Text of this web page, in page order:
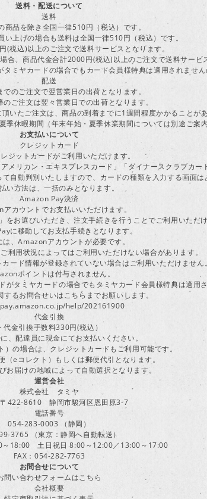
送料・配送について
送料
商品を除き全国一律510円（税込）です。
い上げの場合も送料は全国一律510円（税込）です。
(税込)以上のご注文で送料サービスとなります。
合、商品代金合計2000円(税込)以上のご注文で送料サービ
ミヤカードの場合でもカード会員様特典は適用されません
配送
でのご注文で翌営業日の出荷となります。
のご注文は翌々営業日での出荷となります。
いたご注文は、商品の到着までに1週間程度かかることがあ
休暇期間（年末年始・夏季休業期間については別途ご案内
お支払いについて
クレジットカード
ジットカードがご利用いただけます。
メリカン・エキスプレスカード」「ダイナースクラブカー
自動判別いたしますので、カードの種類を入力する画面は
い方法は、一括のみとなります。
Amazon Pay決済
アカウントでお支払いいただけます。
お選びいただき、注文手続きを行うことでご利用いただけ
に移動してお支払手続きとなります。
、Amazonアカウントが必要です。
利用状況によってはご利用いただけない場合があります。
ード情報が登録されていない場合はご利用いただけません。
ポイントは付与されません。
タミヤカードの場合でもタミヤカード会員様特典は適用さ
るお問合せいはこちらまでお願いします。
help/202161900
代金引換
・代金引換手数料330円(税込）
、配達員に現金にてお支払いください。
の場合は、クレジットカードもご利用可能です。
（eコレクト）もしくは郵便代引となります。
お届けの地域によって自動選択となります。
運営会社
株式会社 タミヤ
〒422-8610 静岡市駿河区恩田原3-7
電話番号
054-283-0003 （静岡）
3765 （東京：静岡へ自動転送）
～18:00 土日祝日 8:00～12:00／13:00～17:00
FAX：054-282-7763
お問合せについて
問い合わせフォームはこちら
会社概要